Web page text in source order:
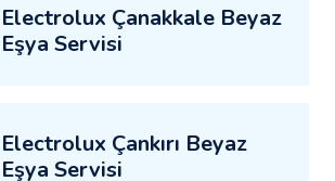
Electrolux Çanakkale Beyaz
Eşya Servisi
Electrolux Çankırı Beyaz
Eşya Servisi